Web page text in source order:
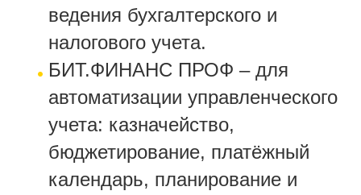
ведения бухгалтерского и
налогового учета.
БИТ.ФИНАНС ПРОФ – для
автоматизации управленческого
учета: казначейство,
бюджетирование, платёжный
календарь, планирование и